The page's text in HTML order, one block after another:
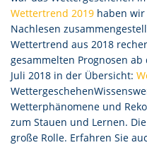
Wettertrend 2019 haben
Nachlesen
Wettertrend aus 2018
gesammelten Prognosen
Juli 2018 in der Übersicht:
Wetterphänomene und
zum Stauen und Lernen. Die
große Rolle. Erfahren Sie